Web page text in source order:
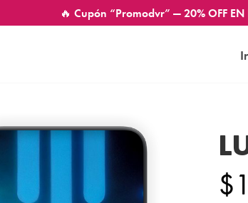
🔥 Cupón “Promodvr” — 20% OFF